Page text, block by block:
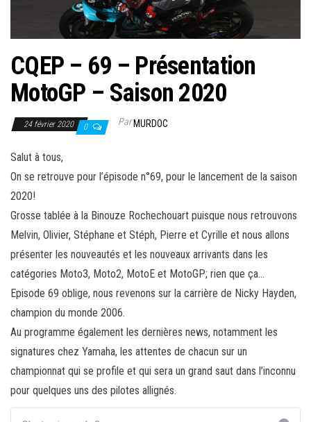
CQEP – 69 – Présentation
MotoGP – Saison 2020
24 février 2020 0 ParMURDOC
Salut à tous,
On se retrouve pour l’épisode n°69, pour le lancement de la saison
2020!
Grosse tablée à la Binouze Rochechouart puisque nous retrouvons
Melvin, Olivier, Stéphane et Stéph, Pierre et Cyrille et nous allons
présenter les nouveautés et les nouveaux arrivants dans les
catégories Moto3, Moto2, MotoE et MotoGP; rien que ça…
Episode 69 oblige, nous revenons sur la carrière de Nicky Hayden,
champion du monde 2006.
Au programme également les dernières news, notamment les
signatures chez Yamaha, les attentes de chacun sur un
championnat qui se profile et qui sera un grand saut dans l’inconnu
pour quelques uns des pilotes allignés.